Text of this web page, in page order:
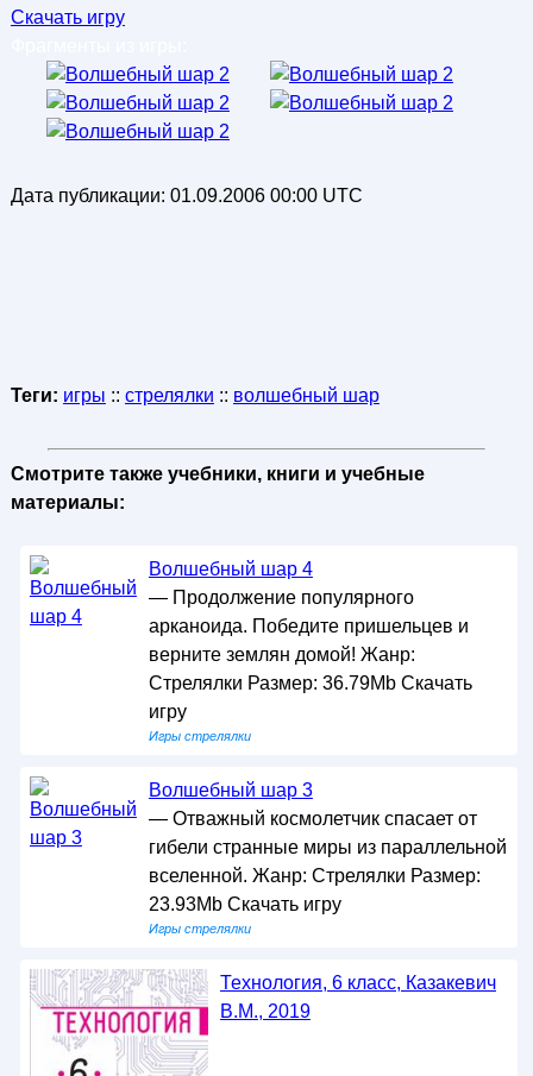
Скачать игру
Дата публикации: 01.09.2006 00:00 UTC
Теги: игры :: стрелялки :: волшебный шар
Смотрите также учебники, книги и учебные
материалы:
Волшебный шар 4
— Продолжение популярного
арканоида. Победите пришельцев и
верните землян домой! Жанр:
Стрелялки Размер: 36.79Mb Скачать
игру
Игры стрелялки
Волшебный шар 3
— Отважный космолетчик спасает от
гибели странные миры из параллельной
вселенной. Жанр: Стрелялки Размер:
23.93Mb Скачать игру
Игры стрелялки
Технология, 6 класс, Казакевич
В.М., 2019